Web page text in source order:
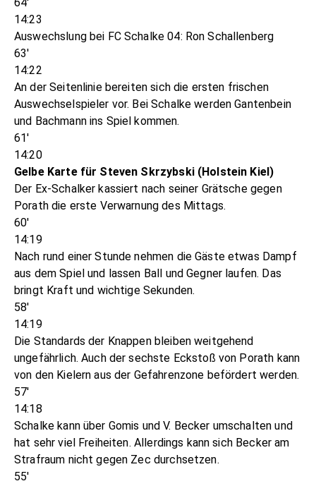
14:23
Auswechslung bei FC Schalke 04: Ron Schallenberg
63'
14:22
An der Seitenlinie bereiten sich die ersten frischen
Auswechselspieler vor. Bei Schalke werden Gantenbein
und Bachmann ins Spiel kommen.
61'
14:20
Gelbe Karte für Steven Skrzybski (Holstein Kiel)
Der Ex-Schalker kassiert nach seiner Grätsche gegen
Porath die erste Verwarnung des Mittags.
60'
14:19
Nach rund einer Stunde nehmen die Gäste etwas Dampf
aus dem Spiel und lassen Ball und Gegner laufen. Das
bringt Kraft und wichtige Sekunden.
58'
14:19
Die Standards der Knappen bleiben weitgehend
ungefährlich. Auch der sechste Eckstoß von Porath kann
von den Kielern aus der Gefahrenzone befördert werden.
57'
14:18
Schalke kann über Gomis und V. Becker umschalten und
hat sehr viel Freiheiten. Allerdings kann sich Becker am
Strafraum nicht gegen Zec durchsetzen.
55'